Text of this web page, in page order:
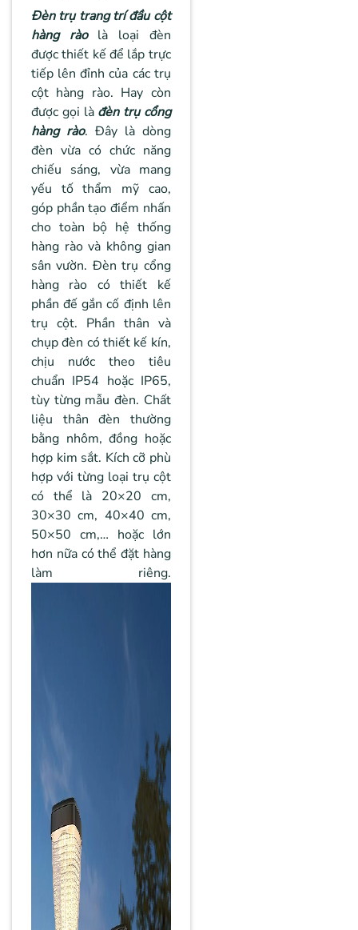
Đèn trụ trang trí đầu cột
hàng ràolà loại đèn
được thiết kế để lắp trực
tiếp lên đỉnh của các trụ
cột hàng rào. Hay còn
được gọi là đèn trụ cổng
hàng rào. Đây là dòng
đèn vừa có chức năng
chiếu sáng, vừa mang
yếu tố thẩm mỹ cao,
góp phần tạo điểm nhấn
cho toàn bộ hệ thống
hàng rào và không gian
sân vườn. Đèn trụ cổng
hàng rào có thiết kế
phần đế gắn cố định lên
trụ cột. Phần thân và
chụp đèn có thiết kế kín,
chịu nước theo tiêu
chuẩn IP54 hoặc IP65,
tùy từng mẫu đèn. Chất
liệu thân đèn thường
bằng nhôm, đồng hoặc
hợp kim sắt. Kích cỡ phù
hợp với từng loại trụ cột
có thể là 20×20 cm,
30×30 cm, 40×40 cm,
50×50 cm,… hoặc lớn
hơn nữa có thể đặt hàng
làm riêng.